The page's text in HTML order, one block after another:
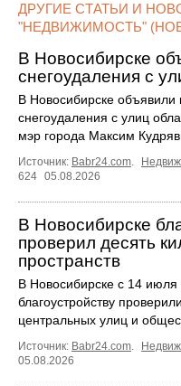
ДРУГИЕ СТАТЬИ И
"НЕДВИЖИМОСТЬ"
В Новосибирске
снегоудаления с
В Новосибирске объявили
снегоудаления с улиц
мэр города Максим
Источник: Babr24.com.
624 05.08.2026
В Новосибирске
проверил десять
пространств
В Новосибирске с 14
благоустройству
центральных улиц и
Источник: Babr24.com.
05.08.2026